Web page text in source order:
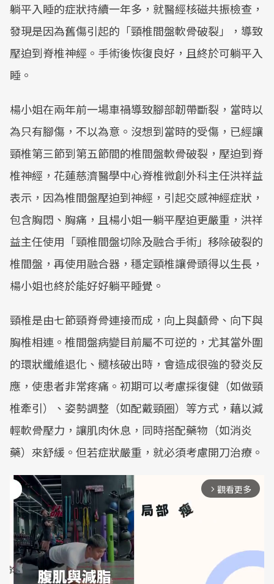
躺平入睡的症狀持續一年多，就醫經核磁共振檢查，
發現是因為舊傷引起的「頸椎間盤軟骨破裂」，導致
壓迫到脊椎神經。手術後恢復良好，且終於可躺平入
睡。
楊小姐在兩年前一場車禍導致腳部韌帶斷裂，當時以
為只有腳傷，不以為意。沒想到當時的受傷，已經讓
頸椎第三節到第五節間的椎間盤軟骨破裂，壓迫到脊
椎神經，花蓮慈濟醫學中心脊椎微創外科主任洪祥益
表示，因為椎間盤壓迫到神經，引起交感神經症狀，
包含胸悶、胸痛，且楊小姐一躺平壓迫更嚴重，洪祥
益主任使用「頸椎間盤切除及融合手術」移除破裂的
椎間盤，再使用融合器，穩定頸椎讓骨頭得以生長，
楊小姐也終於能好好躺平睡覺。
頸椎是由七節頸脊骨連接而成，向上與顱骨、向下與
胸椎相連。椎間盤病變目前屬不可逆的，尤其當外圍
的環狀纖維退化、髓核破出時，會造成很強的發炎反
應，使患者非常疼痛。初期可以考慮採復健（如做頸
椎牽引）、姿勢調整（如配戴頸圈）等方式，藉以減
輕軟骨壓力，讓肌肉休息，同時搭配藥物（如消炎
藥）來舒緩。但若症狀嚴重，就必須考慮開刀治療。
arrow_forward_ios 觀看更多